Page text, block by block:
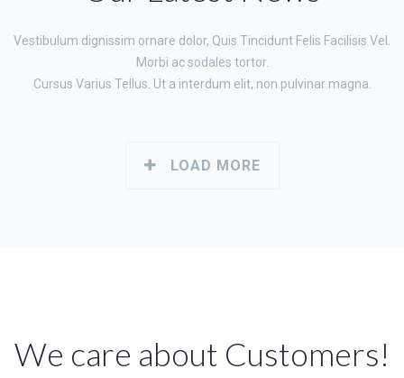
Vestibulum dignissim ornare dolor, Quis Tincidunt Felis Facilisis Vel.
Morbi ac sodales tortor.
Cursus Varius Tellus. Ut a interdum elit, non pulvinar magna.
LOAD MORE
We care about Customers!